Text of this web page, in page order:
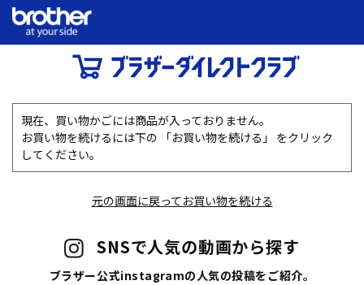
現在、買い物かごには商品が入っておりません。
お買い物を続けるには下の 「お買い物を続ける」 をクリック
してください。
元の画面に戻ってお買い物を続ける
SNSで人気の動画から探す
ブラザー公式instagramの人気の投稿をご紹介。